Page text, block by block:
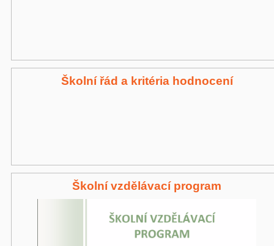
Školní řád a kritéria hodnocení
Školní vzdělávací program